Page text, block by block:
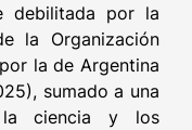
debilitada por la
la Organización
la de Argentina
sumado a una
la ciencia y los